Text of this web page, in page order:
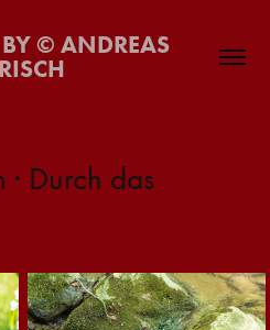
© ANDREAS
Durch das